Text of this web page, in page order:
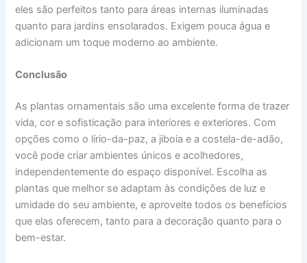
eles são perfeitos tanto para áreas internas iluminadas
quanto para jardins ensolarados. Exigem pouca água e
adicionam um toque moderno ao ambiente.
Conclusão
As plantas ornamentais são uma excelente forma de trazer
vida, cor e sofisticação para interiores e exteriores. Com
opções como o lírio-da-paz, a jiboia e a costela-de-adão,
você pode criar ambientes únicos e acolhedores,
independentemente do espaço disponível. Escolha as
plantas que melhor se adaptam às condições de luz e
umidade do seu ambiente, e aproveite todos os benefícios
que elas oferecem, tanto para a decoração quanto para o
bem-estar.